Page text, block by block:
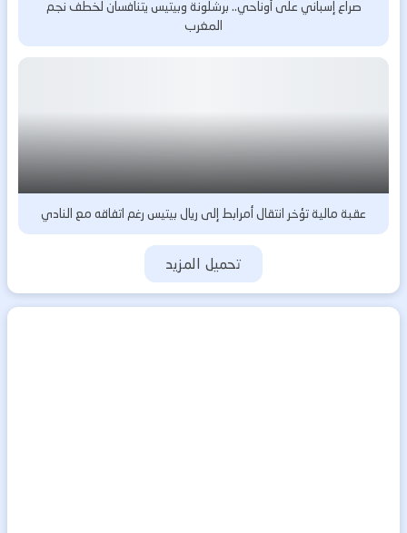
صراع إسباني على أوناحي.. برشلونة وبيتيس يتنافسان لخطف نجم
المغرب
عقبة مالية تؤخر انتقال أمرابط إلى ريال بيتيس رغم اتفاقه مع النادي
تحميل المزيد